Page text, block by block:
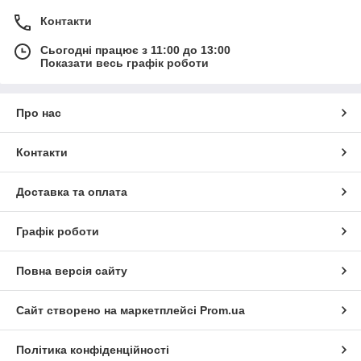
Контакти
Сьогодні працює з 11:00 до 13:00
Показати весь графік роботи
Про нас
Контакти
Доставка та оплата
Графік роботи
Повна версія сайту
Сайт створено на маркетплейсі Prom.ua
Політика конфіденційності